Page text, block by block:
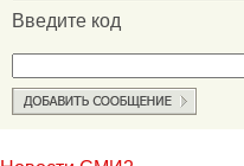
Введите код